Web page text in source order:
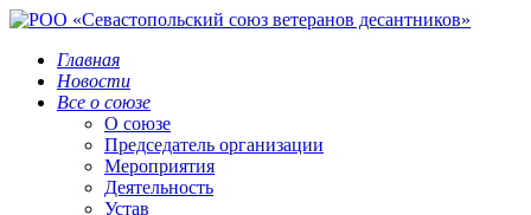
Главная
Новости
Все о союзе
О союзе
Председатель организации
Мероприятия
Деятельность
Устав